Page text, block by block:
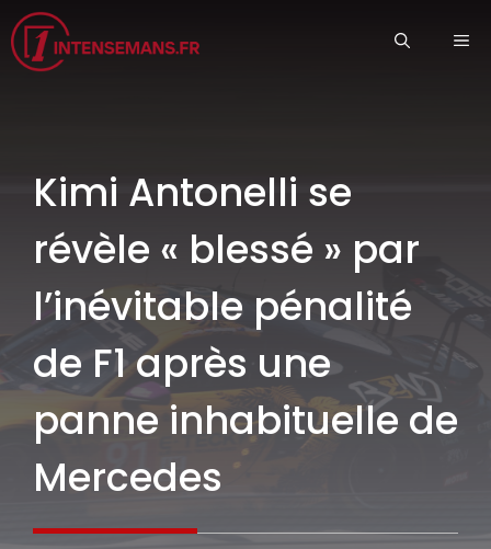
Aller
au
contenu
Kimi Antonelli se
révèle « blessé » par
l’inévitable pénalité
de F1 après une
panne inhabituelle de
Mercedes